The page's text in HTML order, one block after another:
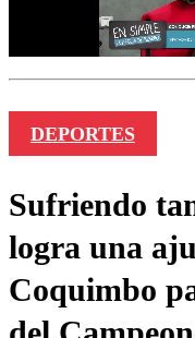
DEPORTES
Sufriendo
logra una
Coquimbo